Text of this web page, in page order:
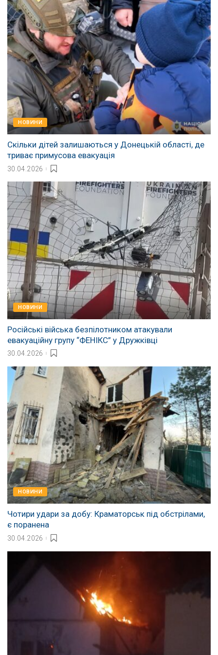
НОВИНИ
Скільки дітей залишаються у Донецькій області, де
триває примусова евакуація
30.04.2026
НОВИНИ
Російські війська безпілотником атакували
евакуаційну групу “ФЕНІКС” у Дружківці
30.04.2026
НОВИНИ
Чотири удари за добу: Краматорськ під обстрілами,
є поранена
30.04.2026